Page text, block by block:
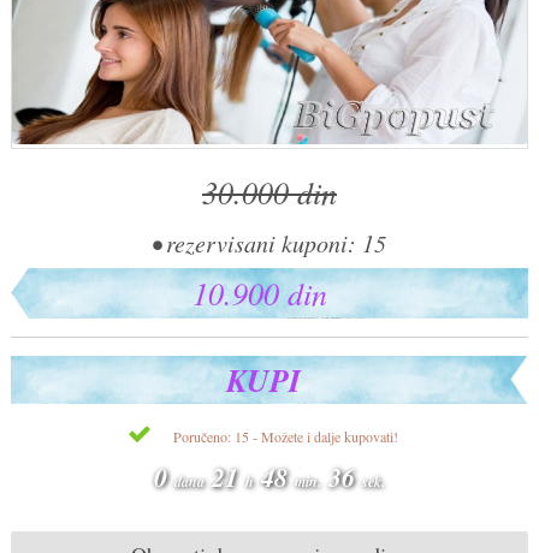
30.000 din
• rezervisani kuponi: 15
10.900 din
KUPI
Poručeno: 15 - Možete i dalje kupovati!
0dana 21h 48min. 36 sek.